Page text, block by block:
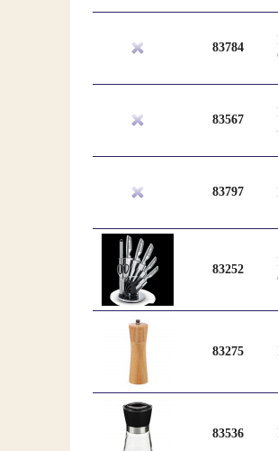
83784
83567
83797
83252
83275
83536